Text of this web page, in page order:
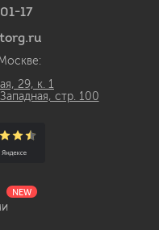
17
29, к. 1
стр. 100
NEW